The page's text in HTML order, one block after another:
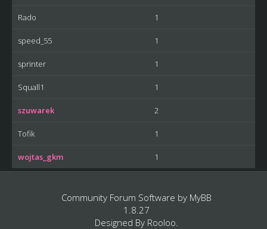
Rado 1
speed_55 1
sprinter 1
Squall1 1
szuwarek 2
Tofik 1
wojtas_gkm 1
Community Forum Software by MyBB
1.8.27
Designed By Rooloo.